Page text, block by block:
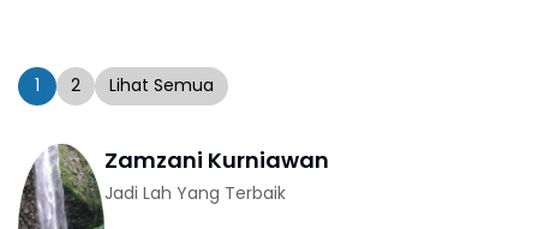
1 2 Lihat Semua
Zamzani Kurniawan
Jadi Lah Yang Terbaik